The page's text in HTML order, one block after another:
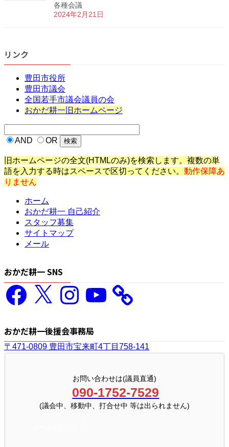
各種会議
2024年2月21日
リンク
豊田市役所
豊田市議会
全国若手市議会議員の会
おかだ耕一旧ホームページ
AND OR
旧ホームページの全文(HTMLのみ)を検索します。複数の単
語を入力する時はスペースで区切ってください。 動作保障あ
りません
ホーム
おかだ耕一 自己紹介
スタッフ募集
サイトマップ
メール
おかだ耕一 SNS
Facebook
X InstagramYouTube
おかだ耕一後援会事務局
〒471-0809 豊田市宝来町4丁目758-141
お問い合わせは(議員直通)
090-1752-7529
(議会中、移動中、打合せ中 等は出られません)